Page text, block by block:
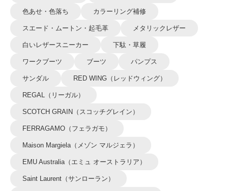
色あせ・色落ち カラーリング補修
スエード・ムートン・起毛革 メタリックレザー
白いレザースニーカー 下駄・草履
ワークブーツ ブーツ パンプス
サンダル RED WING（レッドウィング）
REGAL（リーガル）
SCOTCH GRAIN（スコッチグレイン）
FERRAGAMO（フェラガモ）
Maison Margiela（メゾン マルジェラ）
EMU Australia（エミュ オーストラリア）
Saint Laurent（サンローラン）